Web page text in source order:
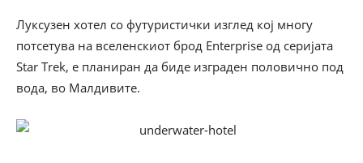
Луксузен хотел со футуристички изглед кој многу
потсетува на вселенскиот брод Enterprise од серијата
Star Trek, е планиран да биде изграден половично под
вода, во Малдивите.